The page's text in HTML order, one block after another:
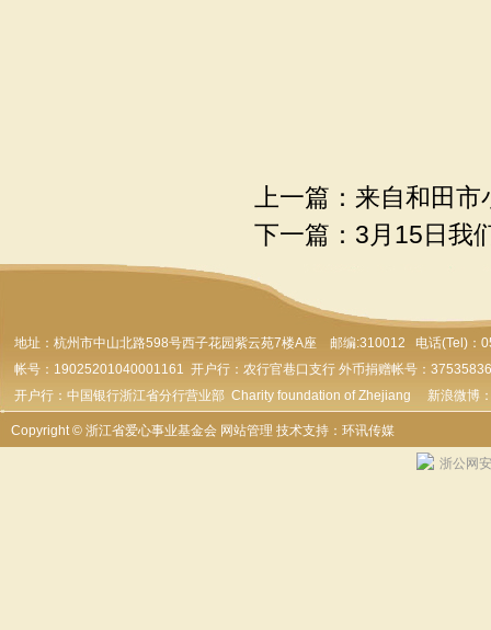
上一篇： 来自和田市
下一篇： 3月15日我
地址：杭州市中山北路598号西子花园紫云苑7楼A座 邮编:310012 电话(Tel)
帐号：19025201040001161 开户行：农行官巷口支行 外币捐赠帐号：
开户行：中国银行浙江省分行营业部 Charity foundation of Zhejiang 新浪微博
Copyright © 浙江省爱心事业基金会 网站管理 技术支持：环讯传媒
浙公网